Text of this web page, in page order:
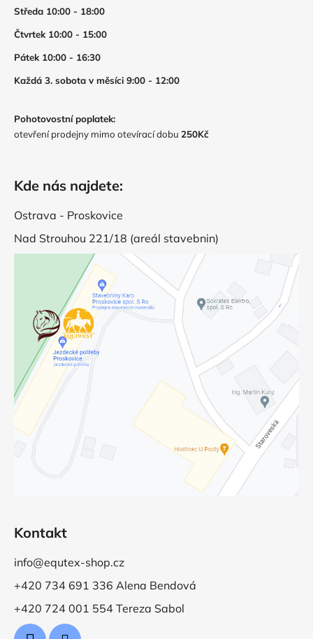
Středa 10:00 - 18:00
Čtvrtek 10:00 - 15:00
Pátek 10:00 - 16:30
Každá 3. sobota v měsíci 9:00 - 12:00
Pohotovostní poplatek:
otevření prodejny mimo otevírací dobu 250Kč
Kde nás najdete:
Ostrava - Proskovice
Nad Strouhou 221/18 (areál stavebnin)
Kontakt
info@equtex-shop.cz
+420 734 691 336 Alena Bendová
+420 724 001 554 Tereza Sabol